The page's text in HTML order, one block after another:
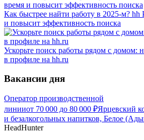
Как быстрее найти работу в 2025-м? hh
и повысит эффективность поиска
Ускорьте поиск работы рядом с домом:
в профиле на hh.ru
Вакансии дня
Оператор производственной
линииот 70 000 до 80 000 ₽Ярцевский
и безалкогольных напитков, Белое
HeadHunter